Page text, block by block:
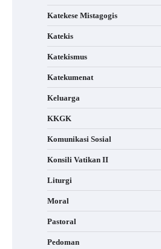
Katekese Mistagogis
Katekis
Katekismus
Katekumenat
Keluarga
KKGK
Komunikasi Sosial
Konsili Vatikan II
Liturgi
Moral
Pastoral
Pedoman